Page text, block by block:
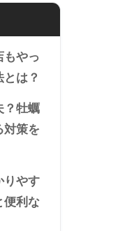
もやっ
は？
？牡蠣
対策を
りやす
便利な